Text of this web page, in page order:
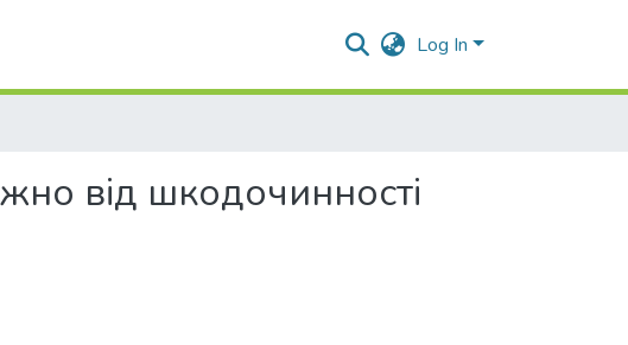
Log In
від шкодочинності